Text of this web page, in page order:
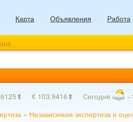
Карта Объявления Работа
€ 103.9416⬆ Сегодня
» Независимая экспертиза и